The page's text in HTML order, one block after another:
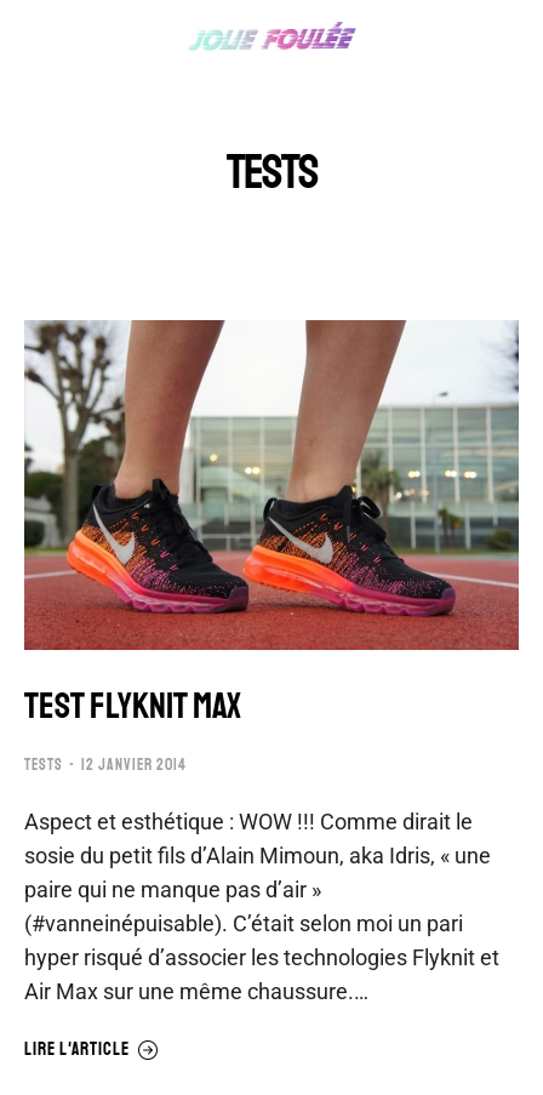
TESTS
TEST FLYKNIT MAX
TESTS 12 JANVIER 2014
Aspect et esthétique : WOW !!! Comme dirait le
sosie du petit fils d’Alain Mimoun, aka Idris, « une
paire qui ne manque pas d’air »
(#vanneinépuisable). C’était selon moi un pari
hyper risqué d’associer les technologies Flyknit et
Air Max sur une même chaussure.…
LIRE L'ARTICLE